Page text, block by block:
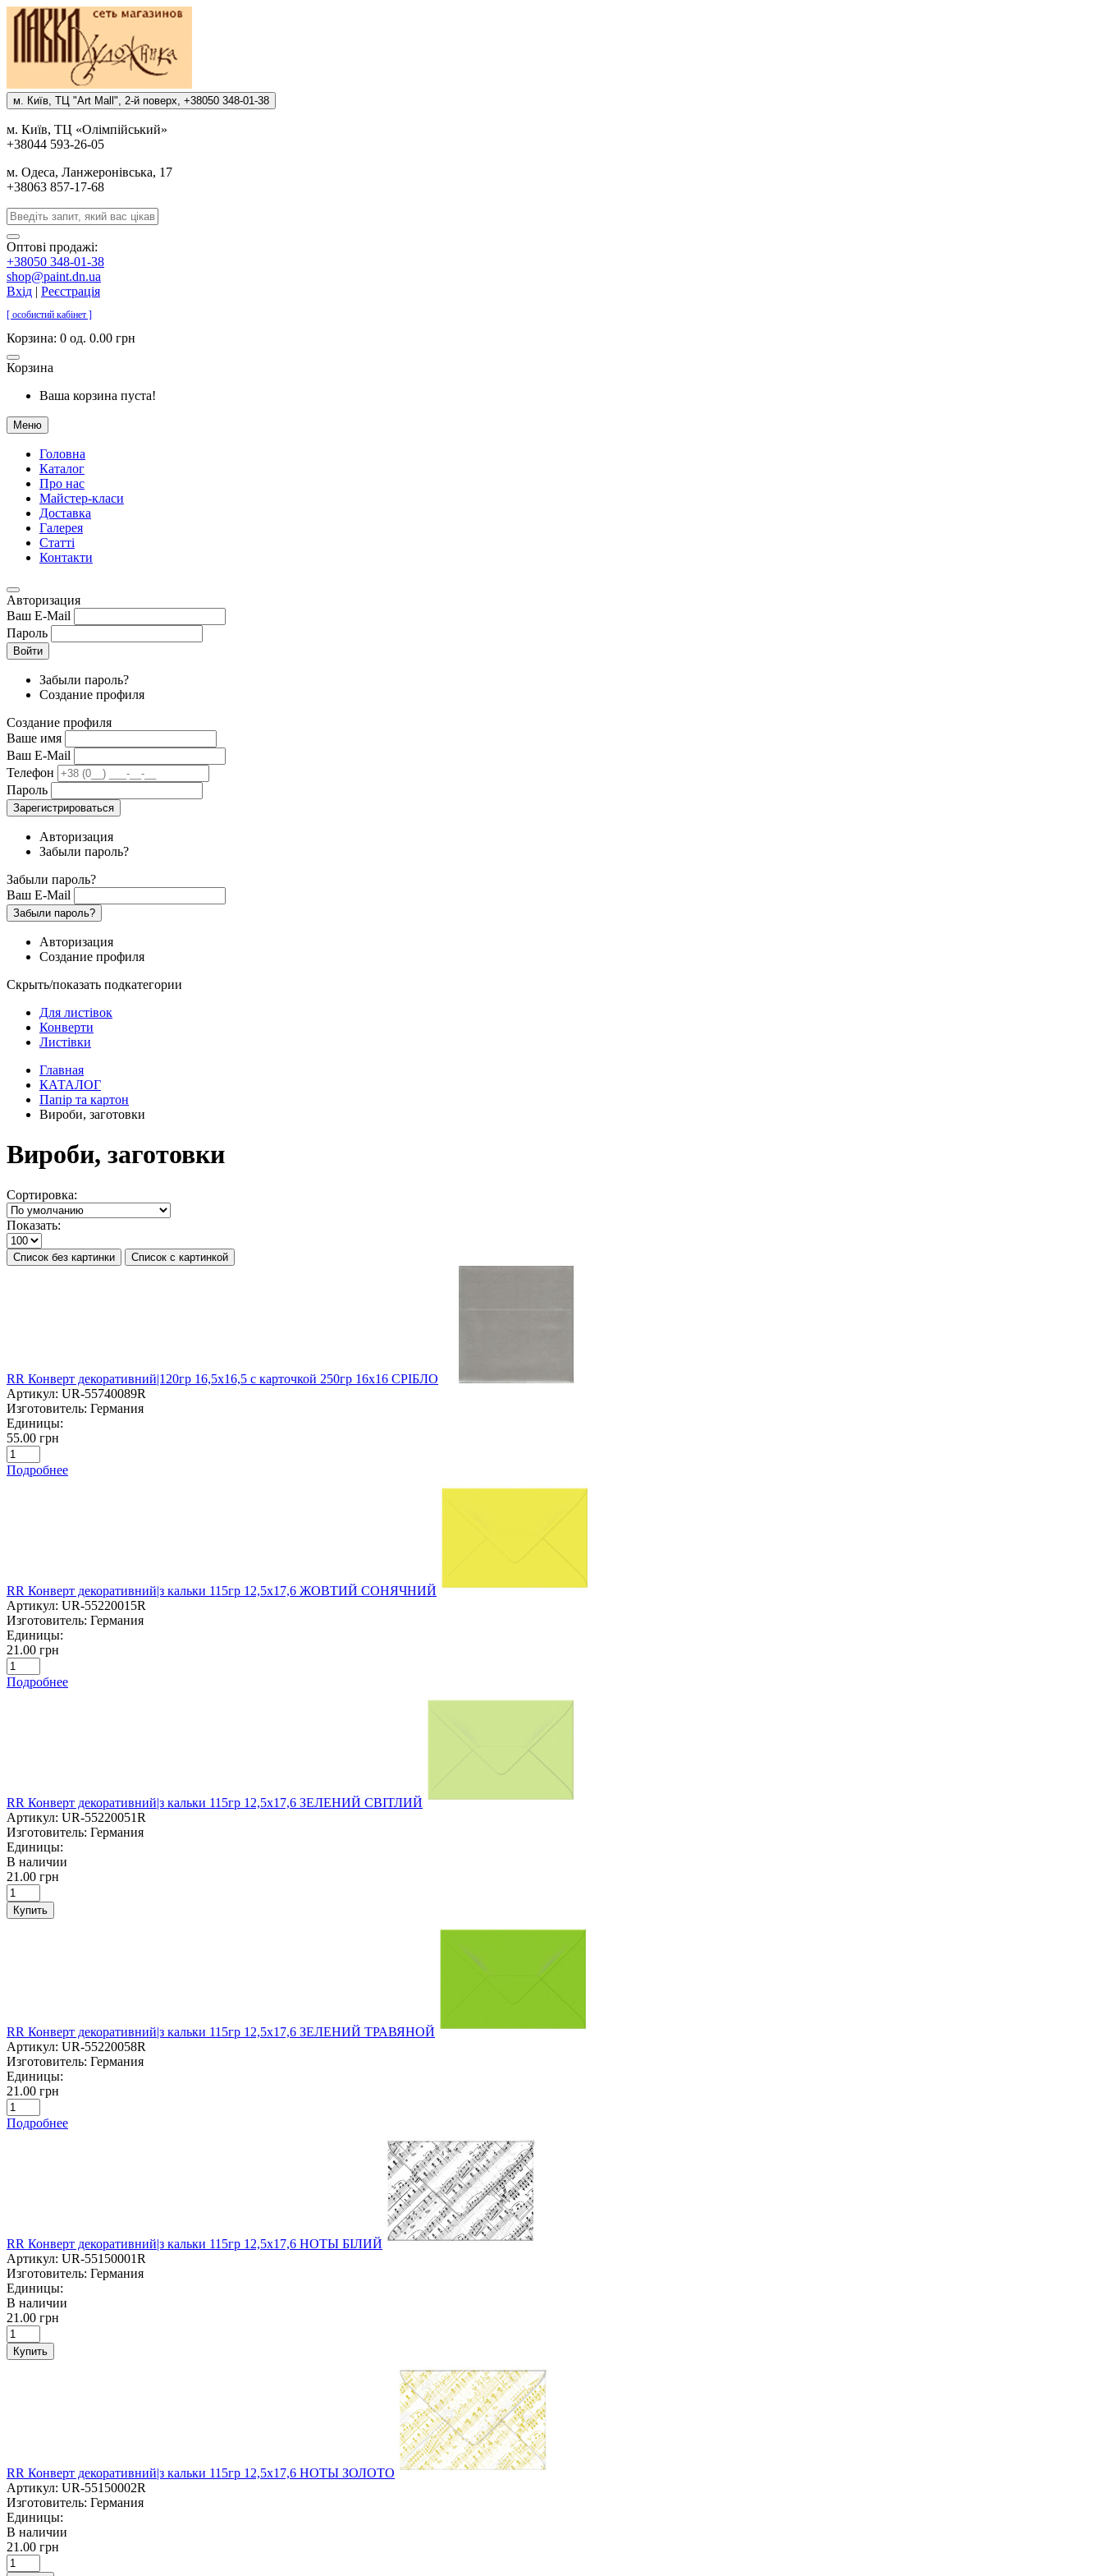
м. Киïв, ТЦ "Art Mall", 2-й поверх, +38050 348-01-38
м. Киïв, ТЦ «Олiмпiйський»
+38044 593-26-05
м. Одеса, Ланжеронiвська, 17
+38063 857-17-68
Оптові продажі:
+38050 348-01-38
shop@paint.dn.ua
Вхід | Реєстрація
[ особистий кабінет ]
Корзина: 0 од. 0.00 грн
Корзина
Ваша корзина пуста!
Меню
Головна
Каталог
Про нас
Майстер-класи
Доставка
Галерея
Статтi
Контакти
Авторизация
Ваш E-Mail
Пароль
Войти
Забыли пароль?
Создание профиля
Создание профиля
Ваше имя
Ваш E-Mail
Телефон
Пароль
Зарегистрироваться
Авторизация
Забыли пароль?
Забыли пароль?
Ваш E-Mail
Забыли пароль?
Авторизация
Создание профиля
Скрыть/показать подкатегории
Для листівок
Конверти
Листівки
Главная
КАТАЛОГ
Папір та картон
Вироби, заготовки
Вироби, заготовки
Сортировка:
Показать:
Список без картинки Список с картинкой
RR Конверт декоративний|120гр 16,5х16,5 с карточкой 250гр 16х16 СРІБЛО
Артикул: UR-55740089R
Изготовитель: Германия
Единицы:
55.00 грн
Подробнее
RR Конверт декоративний|з кальки 115гр 12,5х17,6 ЖОВТИЙ СОНЯЧНИЙ
Артикул: UR-55220015R
Изготовитель: Германия
Единицы:
21.00 грн
Подробнее
RR Конверт декоративний|з кальки 115гр 12,5х17,6 ЗЕЛЕНИЙ СВІТЛИЙ
Артикул: UR-55220051R
Изготовитель: Германия
Единицы:
В наличии
21.00 грн
Купить
RR Конверт декоративний|з кальки 115гр 12,5х17,6 ЗЕЛЕНИЙ ТРАВЯНОЙ
Артикул: UR-55220058R
Изготовитель: Германия
Единицы:
21.00 грн
Подробнее
RR Конверт декоративний|з кальки 115гр 12,5х17,6 НОТЫ БІЛИЙ
Артикул: UR-55150001R
Изготовитель: Германия
Единицы:
В наличии
21.00 грн
Купить
RR Конверт декоративний|з кальки 115гр 12,5х17,6 НОТЫ ЗОЛОТО
Артикул: UR-55150002R
Изготовитель: Германия
Единицы:
В наличии
21.00 грн